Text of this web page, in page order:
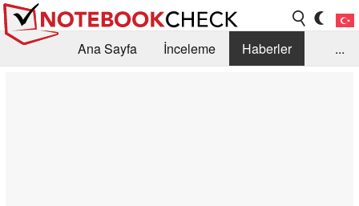
Ana Sayfa İnceleme
Haberler
...